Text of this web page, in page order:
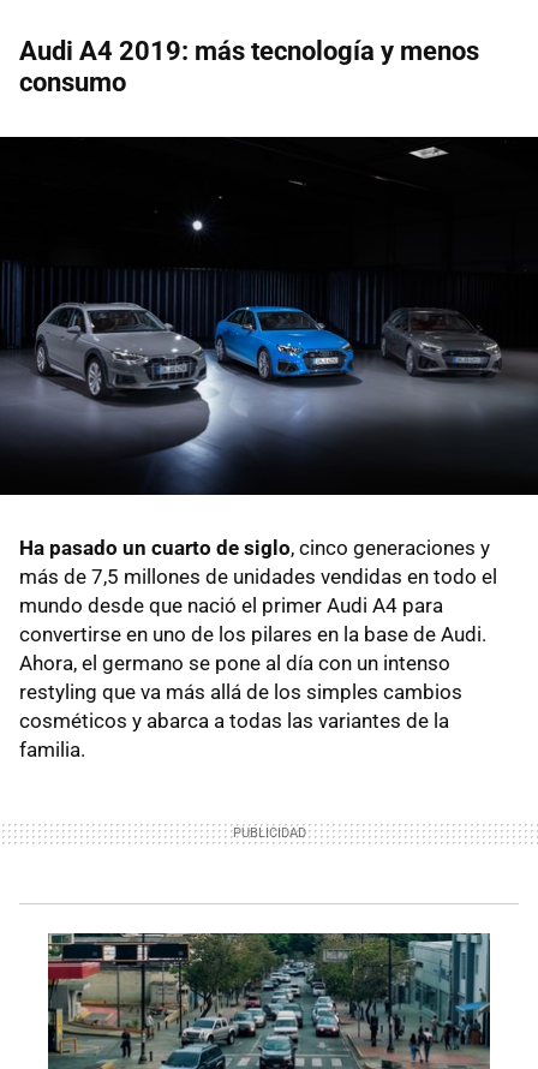
Audi A4 2019: más tecnología y menos
consumo
Ha pasado un cuarto de siglo, cinco generaciones y
más de 7,5 millones de unidades vendidas en todo el
mundo desde que nació el primer Audi A4 para
convertirse en uno de los pilares en la base de Audi.
Ahora, el germano se pone al día con un intenso
restyling que va más allá de los simples cambios
cosméticos y abarca a todas las variantes de la
familia.